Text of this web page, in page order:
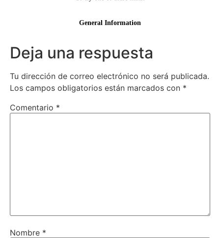
Deja una respuesta
Tu dirección de correo electrónico no será publicada.
Los campos obligatorios están marcados con *
Comentario *
Nombre *